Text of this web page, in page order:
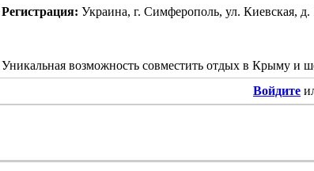
Регистрация: Украина, г. Симферополь, ул. Киевская, д.
Уникальная возможность совместить отдых в Крыму и
Войдите